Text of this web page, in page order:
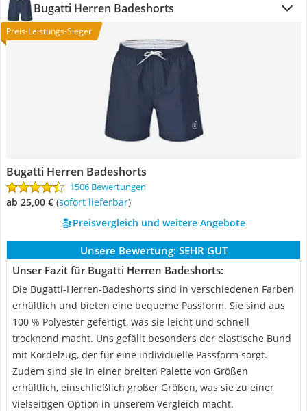
Bugatti Herren Badeshorts
Preis-Leistungs-Sieger
Bugatti Herren Badeshorts
1506 Bewertungen
ab 25,00 € ( Sofort lieferbar)
Preisvergleich und weitere Angebote
Unsere Bewertung: SEHR GUT
Unser Fazit für Bugatti Herren Badeshorts:
Die Bugatti-Herren-Badeshorts sind in verschiedenen Farben
erhältlich und bieten eine bequeme Passform. Sie sind aus
100 % Polyester gefertigt, was sie leicht und schnell
trocknend macht. Uns gefällt besonders der elastische Bund
mit Kordelzug, der für eine individuelle Passform sorgt.
Zudem sind sie in einer breiten Palette von Größen
erhältlich, einschließlich großer Größen, was sie zu einer
vielseitigen Option in unserem Vergleich macht.